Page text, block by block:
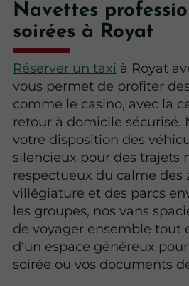
Navettes
soirées à Royat
Réserver un taxi à Royat
vous permet de profiter
comme le casino, avec la
retour à domicile sécurisé.
votre disposition des
silencieux pour des trajets
respectueux du calme des
villégiature et des parcs
les groupes, nos vans
de voyager ensemble tout
d'un espace généreux
soirée ou vos documents